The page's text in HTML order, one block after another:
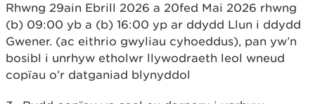
Rhwng 29ain Ebrill 2026 a 20fed Mai 2026 rhwng
(b) 09:00 yb a (b) 16:00 yp ar ddydd Llun i ddydd
Gwener. (ac eithrio gwyliau cyhoeddus), pan yw’n
bosibl i unrhyw etholwr llywodraeth leol wneud
copïau o’r datganiad blynyddol